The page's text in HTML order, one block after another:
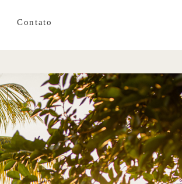
Contato